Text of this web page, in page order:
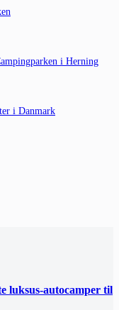
i Herning
i Danmark
luksus-autocamper til